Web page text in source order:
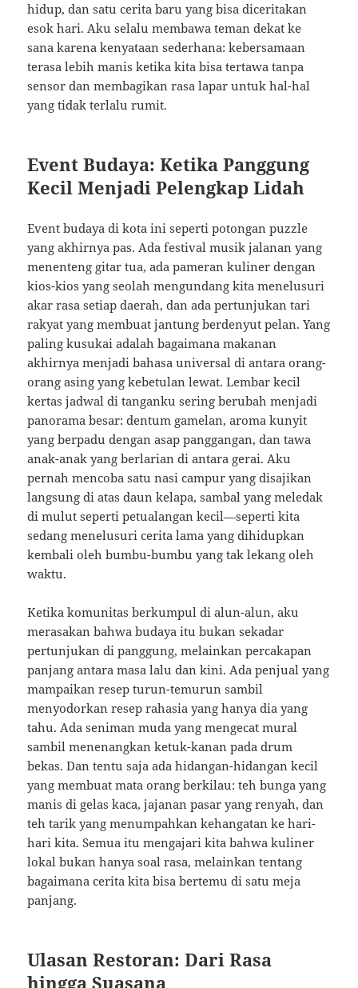
hidup, dan satu cerita baru yang bisa diceritakan
esok hari. Aku selalu membawa teman dekat ke
sana karena kenyataan sederhana: kebersamaan
terasa lebih manis ketika kita bisa tertawa tanpa
sensor dan membagikan rasa lapar untuk hal-hal
yang tidak terlalu rumit.
Event Budaya: Ketika Panggung
Kecil Menjadi Pelengkap Lidah
Event budaya di kota ini seperti potongan puzzle
yang akhirnya pas. Ada festival musik jalanan yang
menenteng gitar tua, ada pameran kuliner dengan
kios-kios yang seolah mengundang kita menelusuri
akar rasa setiap daerah, dan ada pertunjukan tari
rakyat yang membuat jantung berdenyut pelan. Yang
paling kusukai adalah bagaimana makanan
akhirnya menjadi bahasa universal di antara orang-
orang asing yang kebetulan lewat. Lembar kecil
kertas jadwal di tanganku sering berubah menjadi
panorama besar: dentum gamelan, aroma kunyit
yang berpadu dengan asap panggangan, dan tawa
anak-anak yang berlarian di antara gerai. Aku
pernah mencoba satu nasi campur yang disajikan
langsung di atas daun kelapa, sambal yang meledak
di mulut seperti petualangan kecil—seperti kita
sedang menelusuri cerita lama yang dihidupkan
kembali oleh bumbu-bumbu yang tak lekang oleh
waktu.
Ketika komunitas berkumpul di alun-alun, aku
merasakan bahwa budaya itu bukan sekadar
pertunjukan di panggung, melainkan percakapan
panjang antara masa lalu dan kini. Ada penjual yang
mampaikan resep turun-temurun sambil
menyodorkan resep rahasia yang hanya dia yang
tahu. Ada seniman muda yang mengecat mural
sambil menenangkan ketuk-kanan pada drum
bekas. Dan tentu saja ada hidangan-hidangan kecil
yang membuat mata orang berkilau: teh bunga yang
manis di gelas kaca, jajanan pasar yang renyah, dan
teh tarik yang menumpahkan kehangatan ke hari-
hari kita. Semua itu mengajari kita bahwa kuliner
lokal bukan hanya soal rasa, melainkan tentang
bagaimana cerita kita bisa bertemu di satu meja
panjang.
Ulasan Restoran: Dari Rasa
hingga Suasana